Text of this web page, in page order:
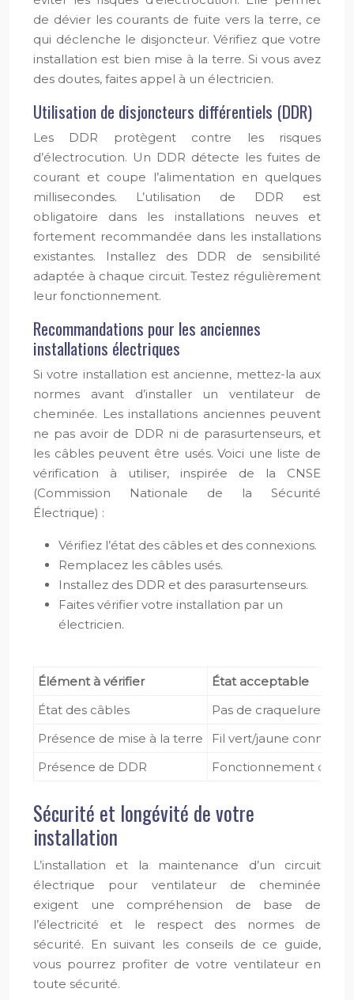
de dévier les courants de fuite vers la terre, ce
qui déclenche le disjoncteur. Vérifiez que votre
installation est bien mise à la terre. Si vous avez
des doutes, faites appel à un électricien.
Utilisation de disjoncteurs différentiels (DDR)
Les DDR protègent contre les risques
d’électrocution. Un DDR détecte les fuites de
courant et coupe l’alimentation en quelques
millisecondes. L’utilisation de DDR est
obligatoire dans les installations neuves et
fortement recommandée dans les installations
existantes. Installez des DDR de sensibilité
adaptée à chaque circuit. Testez régulièrement
leur fonctionnement.
Recommandations pour les anciennes
installations électriques
Si votre installation est ancienne, mettez-la aux
normes avant d’installer un ventilateur de
cheminée. Les installations anciennes peuvent
ne pas avoir de DDR ni de parasurtenseurs, et
les câbles peuvent être usés. Voici une liste de
vérification à utiliser, inspirée de la CNSE
(Commission Nationale de la Sécurité
Électrique) :
Vérifiez l’état des câbles et des connexions.
Remplacez les câbles usés.
Installez des DDR et des parasurtenseurs.
Faites vérifier votre installation par un
électricien.
Élément à vérifier
État acceptable
État des câbles
Pas de craquelures,
Présence de mise à la terre
Fil vert/jaune
Présence de DDR
Fonctionnement
Sécurité et longévité de votre
installation
L’installation et la maintenance d’un circuit
électrique pour ventilateur de cheminée
exigent une compréhension de base de
l’électricité et le respect des normes de
sécurité. En suivant les conseils de ce guide,
vous pourrez profiter de votre ventilateur en
toute sécurité.